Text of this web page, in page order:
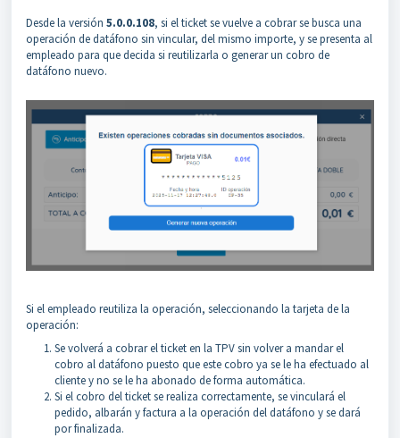
Desde la versión 5.0.0.108, si el ticket se vuelve a cobrar se busca una
operación de datáfono sin vincular, del mismo importe, y se presenta al
empleado para que decida si reutilizarla o generar un cobro de
datáfono nuevo.
Si el empleado reutiliza la operación, seleccionando la tarjeta de la
operación:
Se volverá a cobrar el ticket en la TPV sin volver a mandar el
cobro al datáfono puesto que este cobro ya se le ha efectuado al
cliente y no se le ha abonado de forma automática.
Si el cobro del ticket se realiza correctamente, se vinculará el
pedido, albarán y factura a la operación del datáfono y se dará
por finalizada.